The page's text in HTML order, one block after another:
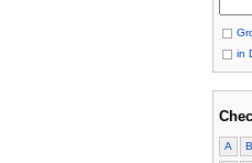
in
A B